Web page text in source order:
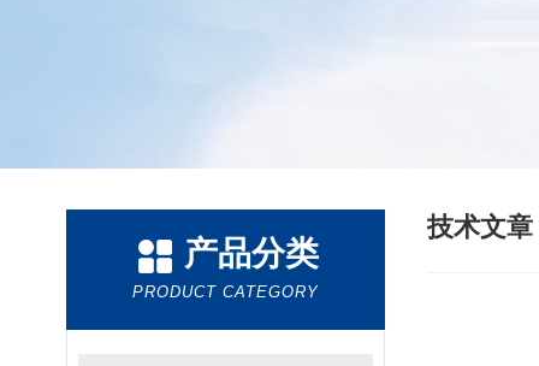
产品分类
PRODUCT CATEGORY
技术文章